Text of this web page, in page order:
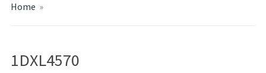
Home »
1DXL4570